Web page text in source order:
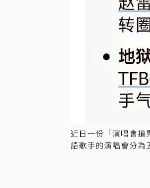
近日一份「演唱會
語歌手的演唱會分為